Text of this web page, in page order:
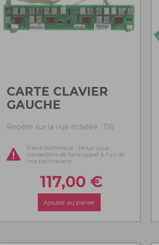
CARTE CLAVIER
GAUCHE
Repère sur la vue éclatée : 116
Pièce technique - Nous vous
conseillons de faire appel à l'un de
nos techniciens
117,00 €
Ajouter au panier